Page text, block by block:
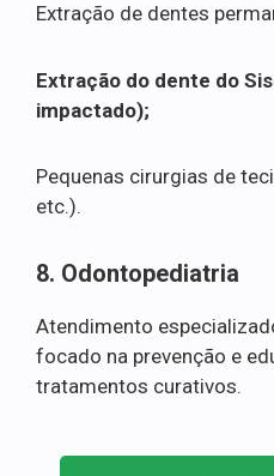
Extração de dentes
Extração do dente do
impactado);
Pequenas cirurgias de
etc.).
8. Odontopediatria
Atendimento
focado na prevenção e
tratamentos curativos.